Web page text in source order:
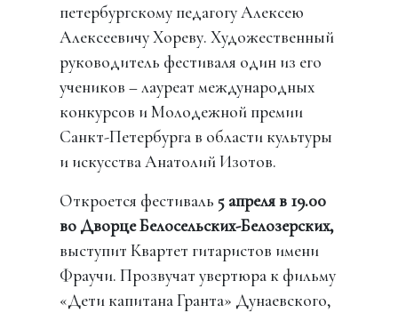
петербургскому педагогу Алексею
Алексеевичу Хореву. Художественный
руководитель фестиваля один из его
учеников – лауреат международных
конкурсов и Молодежной премии
Санкт-Петербурга в области культуры
и искусства Анатолий Изотов.
Откроется фестиваль 5 апреля в 19.00
во Дворце Белосельских-Белозерских,
выступит Квартет гитаристов имени
Фраучи. Прозвучат увертюра к фильму
«Дети капитана Гранта» Дунаевского,